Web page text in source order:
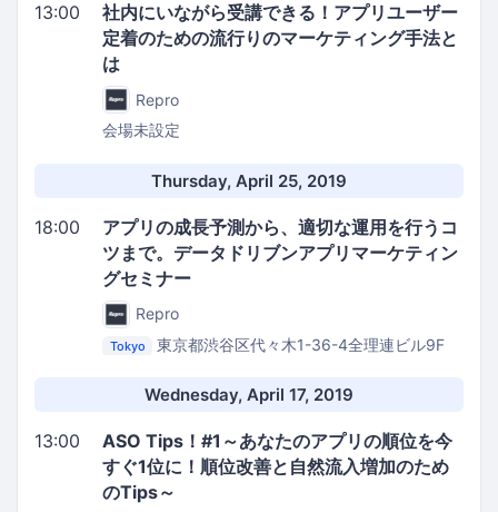
13:00
社内にいながら受講できる！アプリユーザー
定着のための流行りのマーケティング手法と
は
Repro
会場未設定
Thursday, April 25, 2019
18:00
アプリの成長予測から、適切な運用を行うコ
ツまで。データドリブンアプリマーケティン
グセミナー
Repro
Tokyo
東京都渋谷区代々木1-36-4全理連ビル9F
Wednesday, April 17, 2019
13:00
ASO Tips！#1～あなたのアプリの順位を今
すぐ1位に！順位改善と自然流入増加のため
のTips～